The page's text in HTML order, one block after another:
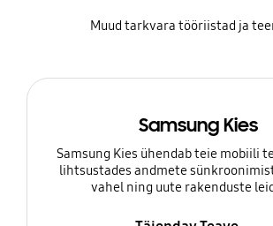
Muud tarkvara tööriistad ja
Samsung Kies
Samsung Kies ühendab teie mobiili
lihtsustades andmete
vahel ning uute rakenduste